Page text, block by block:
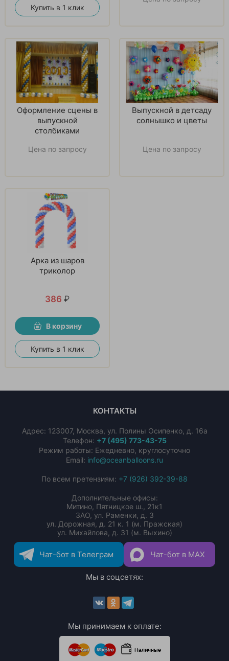
Купить в 1 клик
Оформление сцены в
выпускной
столбиками
Цена по запросу
Выпускной в детсаду
солнышко и цветы
Цена по запросу
Арка из шаров
триколор
386 ₽
В корзину
Купить в 1 клик
КОНТАКТЫ
Адрес: 123007, Москва, ул. Полины Осипенко, д. 16а
Телефон: +7 (495) 773-43-75
Режим работы: Ежедневно, круглосуточно
Email: info@oceanballoons.ru
По всем претензиям: +7 (926) 392-39-88
Дополнительные офисы:
Митино, Пятницкое ш., 21к1
ЗАО, ул. Раменки, д. 3
ул. Дорожная, д. 21 к. 1 (м. Пражская)
ул. Михайлова, д. 31 (м. Выхино)
Чат-бот в Телеграм Чат-бот в MAX
Мы в соцсетях:
Мы принимаем к оплате: